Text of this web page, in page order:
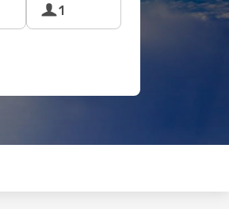
1